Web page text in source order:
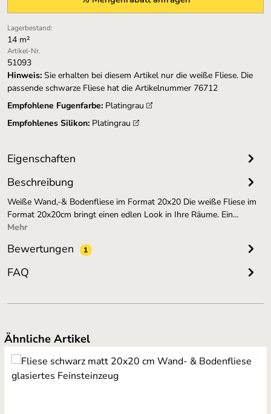
Lagerbestand:
14 m²
Artikel-Nr.
51093
Hinweis:Sie erhalten bei diesem Artikel nur die weiße Fliese. Die
passende schwarze Fliese hat die Artikelnummer 76712
Empfohlene Fugenfarbe: Platingrau
Empfohlenes Silikon: Platingrau
Eigenschaften
Beschreibung
Weiße Wand,-& Bodenfliese im Format 20x20 Die weiße Fliese im
Format 20x20cm bringt einen edlen Look in Ihre Räume. Ein…
Mehr
Bewertungen 1
FAQ
Produktgalerie überspringen
Ähnliche Artikel